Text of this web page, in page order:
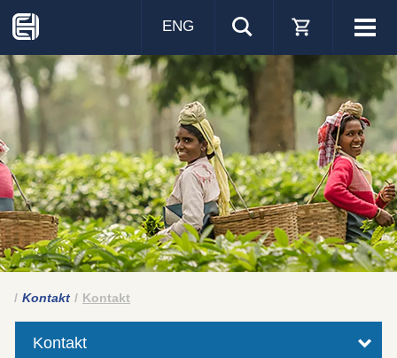
Visa
ENG
Kontakt Kontakt
Kontakt